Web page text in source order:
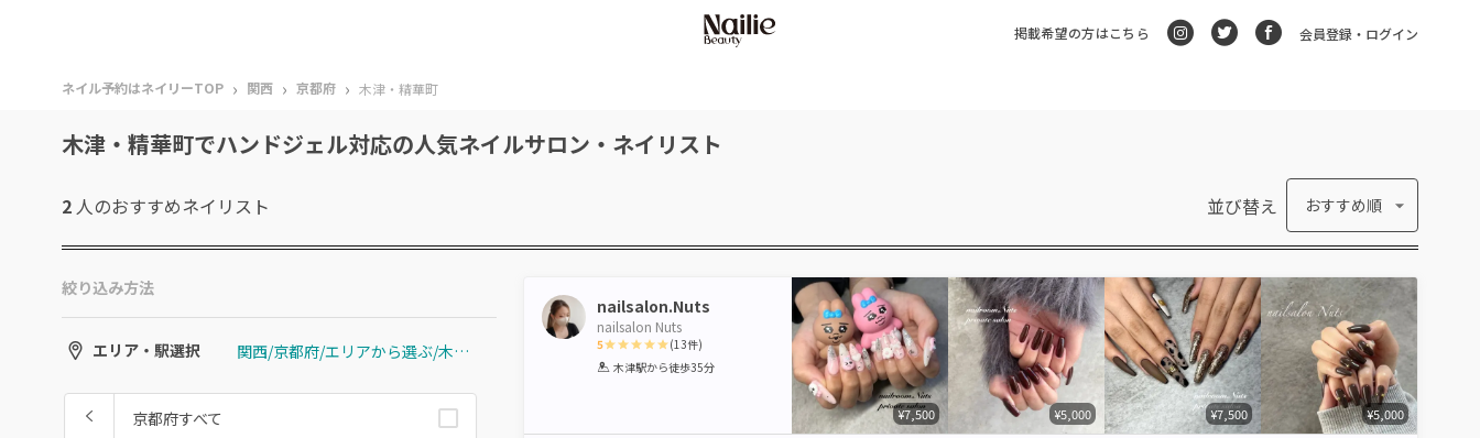
掲載希望の方はこちら 会員登録・ログイン
ネイル予約はネイリーTOP › 関西 › 京都府 › 木津・精華町
木津・精華町でハンドジェル対応の人気ネイルサロン・ネイリスト
2 人のおすすめネイリスト 並び替え おすすめ順
絞り込み方法
エリア・駅選択 関西/京都府/エリアから選ぶ/木津・精華町
京都府すべて
nailsalon.Nuts
nailsalon Nuts
5
1 2 3 4 5
(13件)
木津駅から徒歩35分
¥7,500 ¥5,000 ¥7,500 ¥5,000